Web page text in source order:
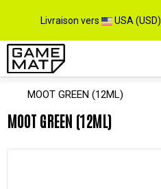
Livraison vers USA (USD)
MOOT GREEN (12ML)
MOOT GREEN (12ML)